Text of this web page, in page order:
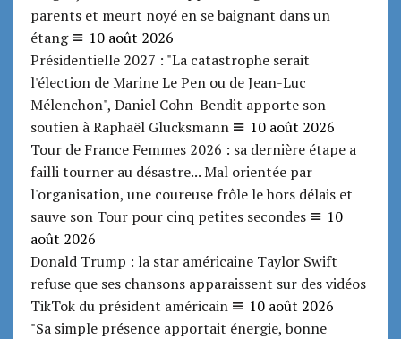
parents et meurt noyé en se baignant dans un
étang
10 août 2026
Présidentielle 2027 : "La catastrophe serait
l'élection de Marine Le Pen ou de Jean-Luc
Mélenchon", Daniel Cohn-Bendit apporte son
soutien à Raphaël Glucksmann
10 août 2026
Tour de France Femmes 2026 : sa dernière étape a
failli tourner au désastre... Mal orientée par
l'organisation, une coureuse frôle le hors délais et
sauve son Tour pour cinq petites secondes
10
août 2026
Donald Trump : la star américaine Taylor Swift
refuse que ses chansons apparaissent sur des vidéos
TikTok du président américain
10 août 2026
"Sa simple présence apportait énergie, bonne